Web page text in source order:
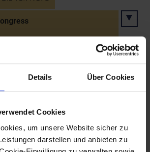
Details Über Cookies
Cookies
um unsere Website sicher zu
darstellen und anbieten zu
Bosniens und der